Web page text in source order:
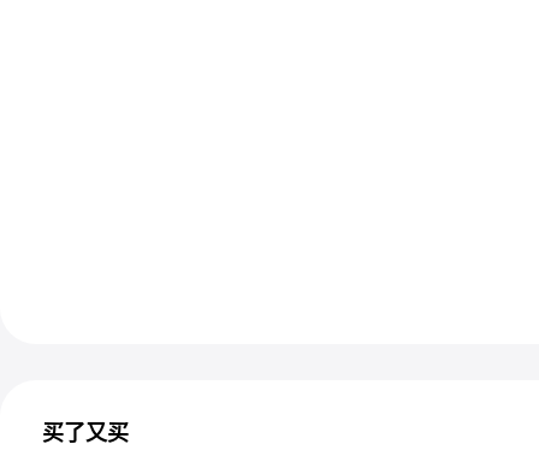
买了又买